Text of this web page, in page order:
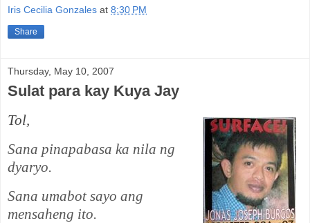
Iris Cecilia Gonzales at 8:30 PM
Share
Thursday, May 10, 2007
Sulat para kay Kuya Jay
Tol,
Sana pinapabasa ka nila ng
dyaryo.
Sana umabot sayo ang
mensaheng ito.